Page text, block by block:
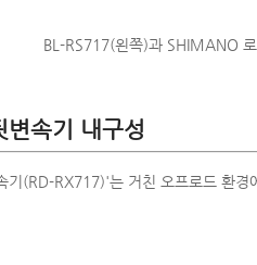
BL-RS717(왼쪽)과 SHIMANO
변속기 내구성
기(RD-RX717)'는 거친 오프로드 환